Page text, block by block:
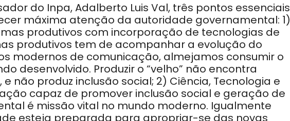
do Inpa, Adalberto Luis Val, três pontos essenciais
máxima atenção da autoridade governamental: 1)
produtivos com incorporação de tecnologias de
produtivos tem de acompanhar a evolução do
modernos de comunicação, almejamos consumir o
desenvolvido. Produzir o “velho” não encontra
não produz inclusão social; 2) Ciência, Tecnologia e
capaz de promover inclusão social e geração de
é missão vital no mundo moderno. Igualmente
esteja preparada para apropriar-se das novas